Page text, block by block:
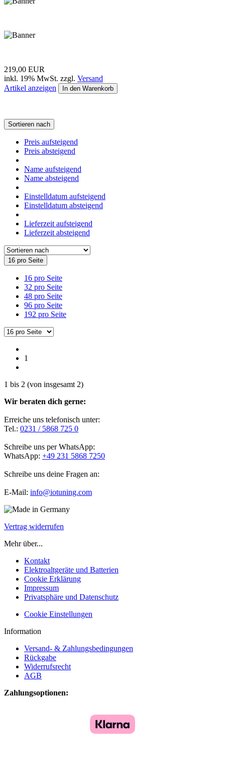
219,00 EUR
inkl. 19% MwSt. zzgl. Versand
Artikel anzeigen
In den Warenkorb
Sortieren nach
Preis aufsteigend
Preis absteigend
Name aufsteigend
Name absteigend
Einstelldatum aufsteigend
Einstelldatum absteigend
Lieferzeit aufsteigend
Lieferzeit absteigend
16 pro Seite
16 pro Seite
32 pro Seite
48 pro Seite
96 pro Seite
192 pro Seite
1
1 bis 2 (von insgesamt 2)
Wir beraten dich gerne:
Erreiche uns telefonisch unter:
Tel.: 0231 / 5868 725 0
Schreibe uns per WhatsApp:
WhatsApp: +49 231 5868 7250
Schreibe uns deine Fragen an:
E-Mail: info@iotuning.com
Vertrag widerrufen
Mehr über...
Kontakt
Elektroaltgeräte und Batterien
Cookie Erklärung
Impressum
Privatsphäre und Datenschutz
Cookie Einstellungen
Information
Versand- & Zahlungsbedingungen
Rückgabe
Widerrufsrecht
AGB
Zahlungsoptionen: